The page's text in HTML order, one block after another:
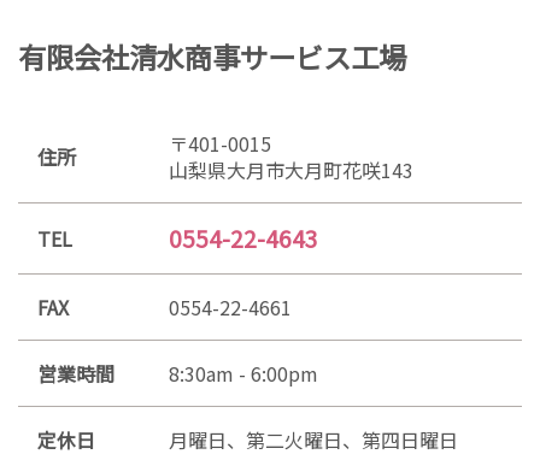
有限会社清水商事サービス工場
住所
〒401-0015
山梨県大月市大月町花咲143
TEL 0554-22-4643
FAX 0554-22-4661
営業時間 8:30am - 6:00pm
定休日 月曜日、第二火曜日、第四日曜日